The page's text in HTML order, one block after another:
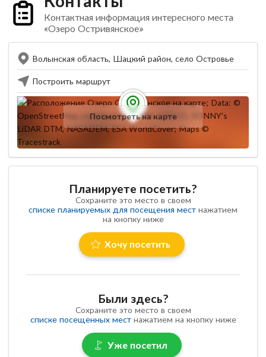
Контактная информация интересного места
«Озеро Остривянское»
Волынская область, Шацкий район, село Островье
Построить маршрут
Посмотреть на карте
Планируете посетить?
Сохраните это место в своем
списке планируемых для посещения мест нажатием
на кнопку ниже
Хочу посетить
Были здесь?
Сохраните это место в своем
списке посещенных местнажатием на кнопку ниже
Уже посетил